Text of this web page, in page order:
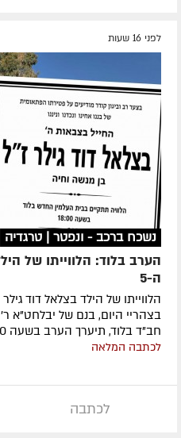
לפני 16 שעות
נשכח ברכב - ונפטר | טרגדיה
הערב בלוד: הלווייתו של
ה-5
בצהריי היום, בנם של יבלחט"א
חב"ד בלוד, תיערך הערב בשעה 18:00 בבית העלמין החדש בלוד
לכתבה המלאה
לכתבה